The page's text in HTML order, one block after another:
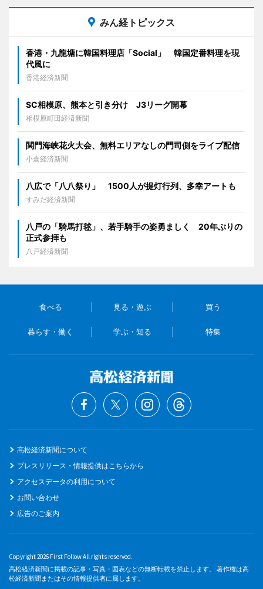
みん経トピックス
香港・九龍塘に韓国料理店「Social」 韓国定番料理を現
代風に
香港経済新聞
SC相模原、熊本と引き分け J3リーグ開幕
相模原町田経済新聞
関門海峡花火大会、無料エリアなしの門司側をライブ配信
小倉経済新聞
八広で「八八祭り」 1500人が提灯行列、多幸アートも
すみだ経済新聞
八戸の「騎馬打毬」、若手騎手の姿勇ましく 20年ぶりの
正式参拝も
八戸経済新聞
食べる 見る・遊ぶ 買う
暮らす・働く 学ぶ・知る 特集
高松経済新聞について
プレスリリース・情報提供はこちらから
アクセスデータの利用について
お問い合わせ
広告のご案内
Copyright 2026 First Follow All rights reserved.
高松経済新聞に掲載の記事・写真・図表などの無断転載を禁止します。 著作権は高
松経済新聞またはその情報提供者に属します。